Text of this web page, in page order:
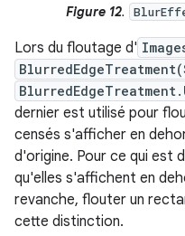
Figure 12.
Lors du floutage d'
dernier est utilisé pour
censés s'afficher en
d'origine. Pour ce qui est
qu'elles s'affichent en
revanche, flouter un
cette distinction.